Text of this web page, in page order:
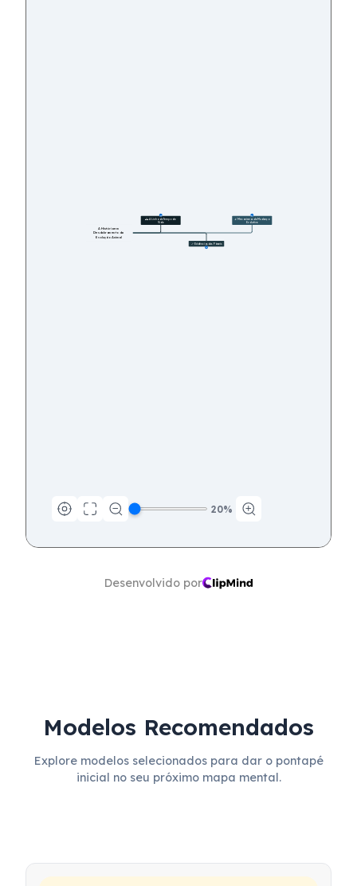
🕰️ A Linha do Tempo da
Vida
🦴 Evidências dos Fósseis
🔬 Mecanismos da Mudança
Evolutiva
A História em
Desdobramento da
Evolução Animal
20%
Desenvolvido por
Modelos Recomendados
Explore modelos selecionados para dar o pontapé
inicial no seu próximo mapa mental.